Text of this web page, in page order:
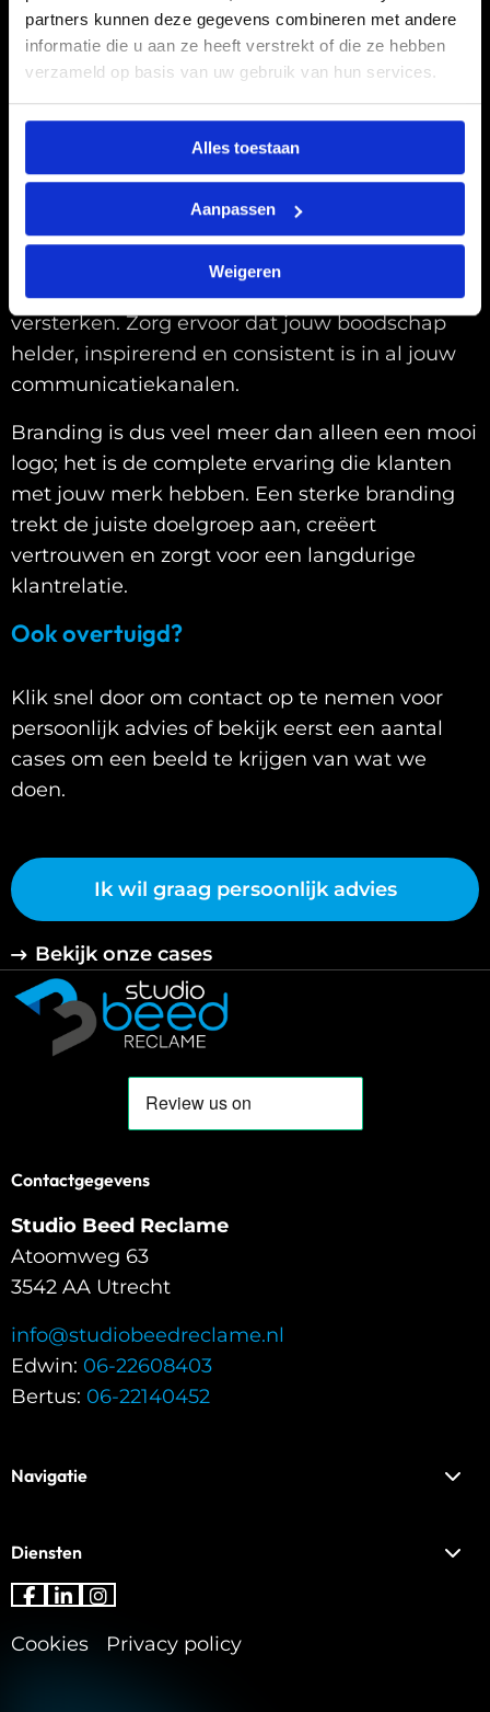
partners kunnen deze gegevens combineren met andere
informatie die u aan ze heeft verstrekt of die ze hebben
verzameld op basis van uw gebruik van hun services.
Alles toestaan
Aanpassen
Weigeren
Jouw boodschap naar de klant
Een duidelijke en consistente boodschap is
essentieel om effectief te communiceren met
jouw klanten. Wat is jouw unieke waarde?
Waarom zouden mensen voor jou kiezen? Door
storytelling te gebruiken en een authentiek
verhaal te vertellen, kun je emotionele
verbindingen opbouwen en jouw merk
versterken. Zorg ervoor dat jouw boodschap
helder, inspirerend en consistent is in al jouw
communicatiekanalen.
Branding is dus veel meer dan alleen een mooi
logo; het is de complete ervaring die klanten
met jouw merk hebben. Een sterke branding
trekt de juiste doelgroep aan, creëert
vertrouwen en zorgt voor een langdurige
klantrelatie.
Ook overtuigd?
Klik snel door om contact op te nemen voor
persoonlijk advies of bekijk eerst een aantal
cases om een beeld te krijgen van wat we
doen.
Ik wil graag persoonlijk advies
Bekijk onze cases
Contactgegevens
Studio Beed Reclame
Atoomweg 63
3542 AA Utrecht
info@studiobeedreclame.nl
Edwin: 06-22608403
Bertus: 06-22140452
Navigatie
Diensten
Ga
naar
Ga
naar
Ga
naar
Cookies Privacy policy